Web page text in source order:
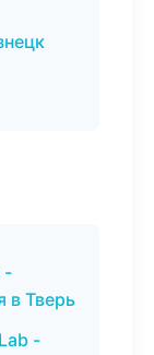
-
в Тверь
-